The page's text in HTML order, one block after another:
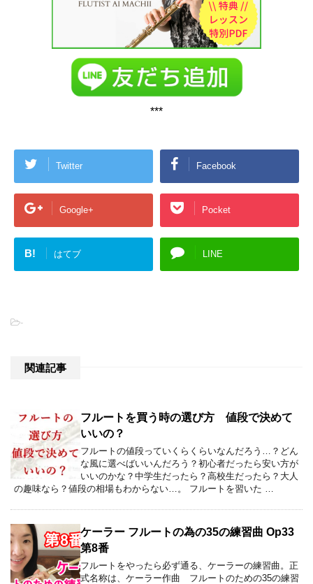
***
Twitter Facebook
Google+ Pocket
B! はてブ LINE
-
関連記事
フルートを買う時の選び方 値段で決めて
いいの？
フルートの値段っていくらくらいなんだろう…？どん
な風に選べばいいんだろう？初心者だったら安い方が
いいのかな？中学生だったら？高校生だったら？大人
の趣味なら？値段の相場もわからない…。 フルートを習いた …
ケーラー フルートの為の35の練習曲 Op33
第8番
フルートをやったら必ず通る、ケーラーの練習曲。正
式名称は、ケーラー作曲 フルートのための35の練習